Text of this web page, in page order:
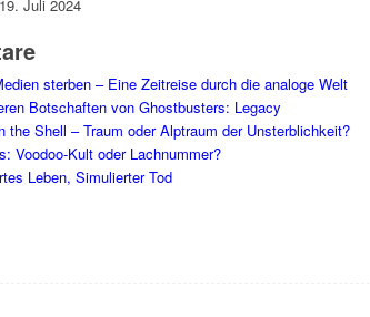
19. Juli 2024
sterben – Eine Zeitreise durch die analoge Welt
Botschaften von Ghostbusters: Legacy
the Shell – Traum oder Alptraum der Unsterblichkeit?
Voodoo-Kult oder Lachnummer?
Leben, Simulierter Tod